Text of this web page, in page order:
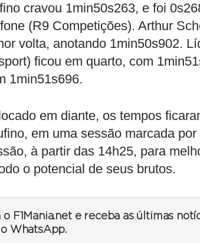
cravou 1min50s263, e foi
(R9 Competições). Arthur
volta, anotando 1min50s902.
ficou em quarto, com
1min51s696.
em diante, os tempos
em uma sessão marcada
à partir das 14h25, para
o potencial de seus brutos.
o F1Mania.net e receba as últimas
WhatsApp.